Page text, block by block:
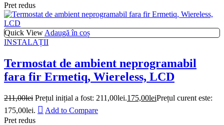
Pret redus
Quick View Adaugă în coș
INSTALAȚII
Termostat de ambient neprogramabil
fara fir Ermetiq, Wiereless, LCD
211,00lei Prețul inițial a fost: 211,00lei.175,00leiPrețul curent este:
175,00lei.
Add to Compare
Pret redus